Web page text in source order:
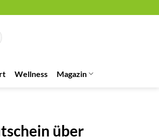
Wellness Magazin
über